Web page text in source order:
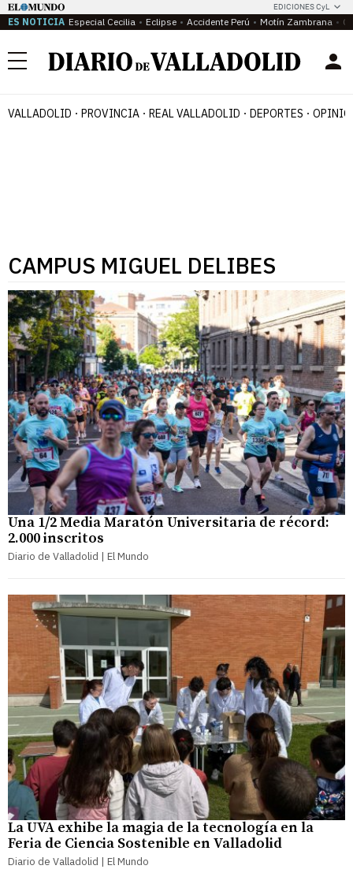
EDICIONES CyL
ES NOTICIA Especial Cecilia Eclipse Accidente Perú Motín Zambrana
Menú
VALLADOLID PROVINCIA REAL VALLADOLID DEPORTES
CAMPUS MIGUEL DELIBES
Una 1/2 Media Maratón Universitaria de récord:
2.000 inscritos
Diario de Valladolid | El Mundo
La UVA exhibe la magia de la tecnología en la
Feria de Ciencia Sostenible en Valladolid
Diario de Valladolid | El Mundo